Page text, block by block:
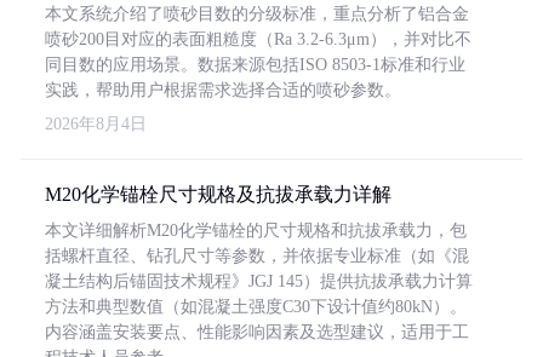
本文系统介绍了喷砂目数的分级标准，重点分析了铝合金
喷砂200目对应的表面粗糙度（Ra 3.2-6.3μm），并对比不
同目数的应用场景。数据来源包括ISO 8503-1标准和行业
实践，帮助用户根据需求选择合适的喷砂参数。
2026年8月4日
M20化学锚栓尺寸规格及抗拔承载力详解
本文详细解析M20化学锚栓的尺寸规格和抗拔承载力，包
括螺杆直径、钻孔尺寸等参数，并依据专业标准（如《混
凝土结构后锚固技术规程》JGJ 145）提供抗拔承载力计算
方法和典型数值（如混凝土强度C30下设计值约80kN）。
内容涵盖安装要点、性能影响因素及选型建议，适用于工